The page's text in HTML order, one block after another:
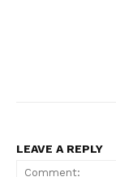
LEAVE A REPLY